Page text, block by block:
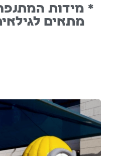
מתאים לגילאים 3 - 10